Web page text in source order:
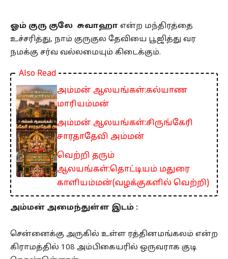
ஓம் குரு குலே சுவாஹா என்ற மந்திரத்தை
உச்சரித்து, நாம் குருகுல தேவியை பூஜித்து வர
நமக்கு சர்வ வல்லமையும் கிடைக்கும்.
Also Read
அம்மன் ஆலயங்கள்:கல்யாண
மாரியம்மன்
அம்மன் ஆலயங்கள்:சிருங்கேரி
சாரதாதேவி அம்மன்
வெற்றி தரும்
ஆலயங்கள்:தொட்டியம் மதுரை
காளியம்மன்(வழக்குகளில் வெற்றி)
அம்மன் அமைந்துள்ள இடம் :
சென்னைக்கு அருகில் உள்ள ரத்தினமங்கலம் என்ற
கிராமத்தில் 108 அம்பிகையரில் ஒருவராக குடி